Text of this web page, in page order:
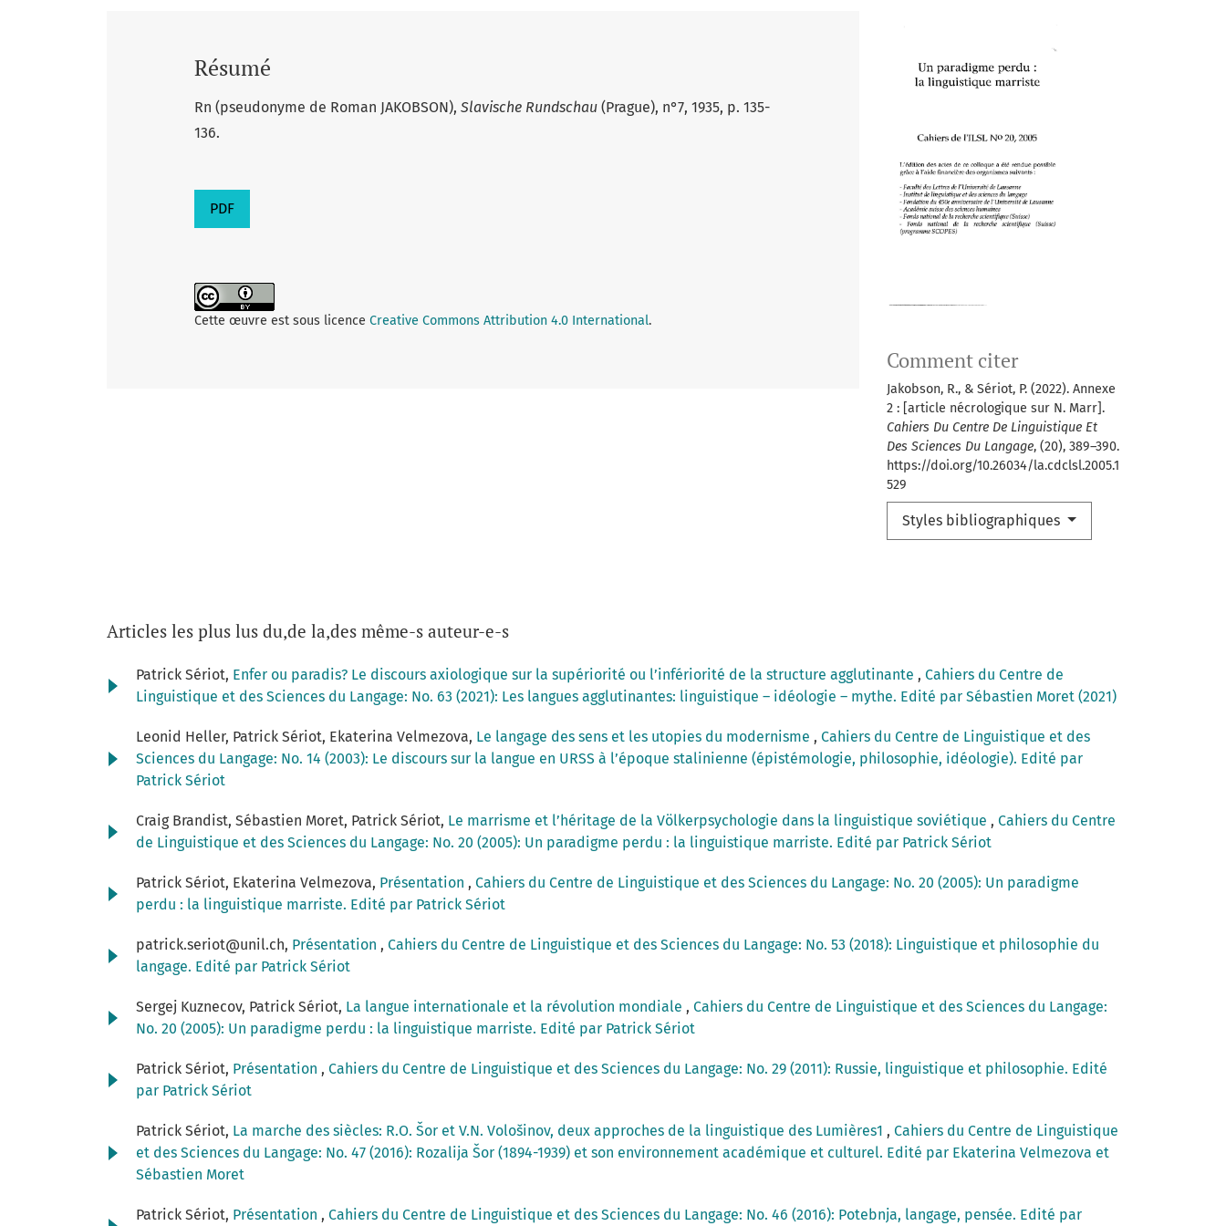
Comment citer
Jakobson, R., & Sériot, P. (2022). Annexe
2 : [article nécrologique sur N. Marr].
Cahiers Du Centre De Linguistique Et
Des Sciences Du Langage, (20), 389–390.
https://doi.org/10.26034/la.cdclsl.2005.1
529
Styles bibliographiques
Résumé
Rn (pseudonyme de Roman JAKOBSON), Slavische Rundschau (Prague), n°7, 1935, p. 135-
136.
PDF
Cette œuvre est sous licence Creative Commons Attribution 4.0 International.
Articles les plus lus du,de la,des même-s auteur-e-s
Patrick Sériot, Enfer ou paradis? Le discours axiologique sur la supériorité ou l’infériorité de la structure agglutinante , Cahiers du Centre de
Linguistique et des Sciences du Langage: No. 63 (2021): Les langues agglutinantes: linguistique – idéologie – mythe. Edité par Sébastien Moret (2021)
Leonid Heller, Patrick Sériot, Ekaterina Velmezova, Le langage des sens et les utopies du modernisme , Cahiers du Centre de Linguistique et des
Sciences du Langage: No. 14 (2003): Le discours sur la langue en URSS à l’époque stalinienne (épistémologie, philosophie, idéologie). Edité par
Patrick Sériot
Craig Brandist, Sébastien Moret, Patrick Sériot, Le marrisme et l’héritage de la Völkerpsychologie dans la linguistique soviétique , Cahiers du Centre
de Linguistique et des Sciences du Langage: No. 20 (2005): Un paradigme perdu : la linguistique marriste. Edité par Patrick Sériot
Patrick Sériot, Ekaterina Velmezova, Présentation , Cahiers du Centre de Linguistique et des Sciences du Langage: No. 20 (2005): Un paradigme
perdu : la linguistique marriste. Edité par Patrick Sériot
patrick.seriot@unil.ch, Présentation , Cahiers du Centre de Linguistique et des Sciences du Langage: No. 53 (2018): Linguistique et philosophie du
langage. Edité par Patrick Sériot
Sergej Kuznecov, Patrick Sériot, La langue internationale et la révolution mondiale , Cahiers du Centre de Linguistique et des Sciences du Langage:
No. 20 (2005): Un paradigme perdu : la linguistique marriste. Edité par Patrick Sériot
Patrick Sériot, Présentation , Cahiers du Centre de Linguistique et des Sciences du Langage: No. 29 (2011): Russie, linguistique et philosophie. Edité
par Patrick Sériot
Patrick Sériot, La marche des siècles: R.O. Šor et V.N. Vološinov, deux approches de la linguistique des Lumières1 , Cahiers du Centre de Linguistique
et des Sciences du Langage: No. 47 (2016): Rozalija Šor (1894-1939) et son environnement académique et culturel. Edité par Ekaterina Velmezova et
Sébastien Moret
Patrick Sériot, Présentation , Cahiers du Centre de Linguistique et des Sciences du Langage: No. 46 (2016): Potebnja, langage, pensée. Edité par